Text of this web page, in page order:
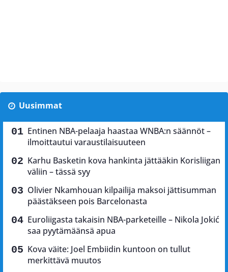
Uusimmat
Entinen NBA-pelaaja haastaa WNBA:n säännöt –
ilmoittautui varaustilaisuuteen
Karhu Basketin kova hankinta jättääkin Korisliigan
väliin – tässä syy
Olivier Nkamhouan kilpailija maksoi jättisumman
päästäkseen pois Barcelonasta
Euroliigasta takaisin NBA-parketeille – Nikola Jokić
saa pyytämäänsä apua
Kova väite: Joel Embiidin kuntoon on tullut
merkittävä muutos